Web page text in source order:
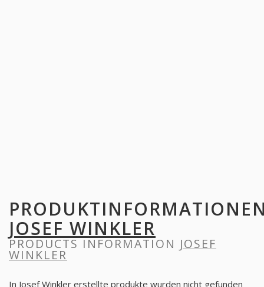
JOSEF WINKLER
PRODUCTS INFORMATION JOSEF
WINKLER
In Josef Winkler erstellte produkte wurden nicht gefunden